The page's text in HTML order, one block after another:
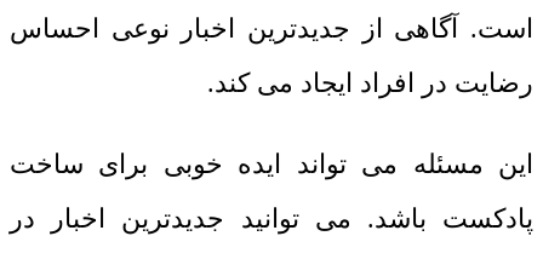
است. آگاهی از جدیدترین اخبار نوعی احساس
رضایت در افراد ایجاد می کند.
این مسئله می تواند ایده خوبی برای ساخت
پادکست باشد. می توانید جدیدترین اخبار در